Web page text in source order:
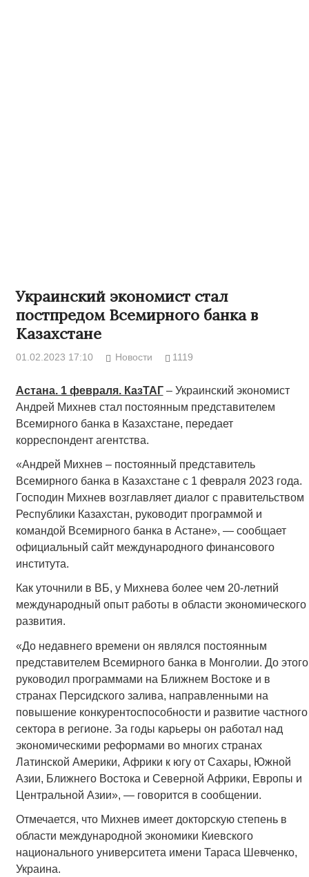
Украинский экономист стал
постпредом Всемирного банка в
Казахстане
01.02.2023 17:10 Новости 1119
Астана. 1 февраля. КазТАГ– Украинский экономист
Андрей Михнев стал постоянным представителем
Всемирного банка в Казахстане, передает
корреспондент агентства.
«Андрей Михнев – постоянный представитель
Всемирного банка в Казахстане с 1 февраля 2023 года.
Господин Михнев возглавляет диалог с правительством
Республики Казахстан, руководит программой и
командой Всемирного банка в Астане», — сообщает
официальный сайт международного финансового
института.
Как уточнили в ВБ, у Михнева более чем 20-летний
международный опыт работы в области экономического
развития.
«До недавнего времени он являлся постоянным
представителем Всемирного банка в Монголии. До этого
руководил программами на Ближнем Востоке и в
странах Персидского залива, направленными на
повышение конкурентоспособности и развитие частного
сектора в регионе. За годы карьеры он работал над
экономическими реформами во многих странах
Латинской Америки, Африки к югу от Сахары, Южной
Азии, Ближнего Востока и Северной Африки, Европы и
Центральной Азии», — говорится в сообщении.
Отмечается, что Михнев имеет докторскую степень в
области международной экономики Киевского
национального университета имени Тараса Шевченко,
Украина.